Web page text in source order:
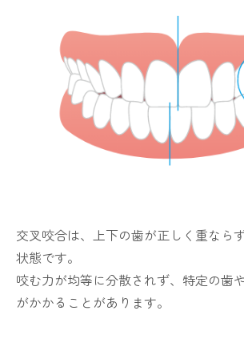
交叉咬合は、上下の歯が正しく重なら
状態です。
咬む力が均等に分散されず、特定の歯
がかかることがあります。